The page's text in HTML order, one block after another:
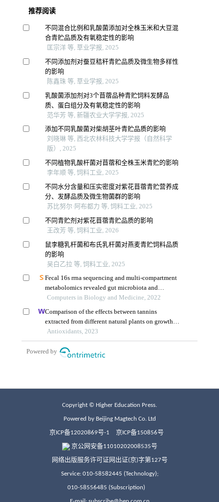
Copyright © Higher Education Press.
Powered by Beijing Magtech Co. Ltd
京ICP备12020869号-1 京ICP备150856号
京公网安备11010202008535号
网络出版服务许可证网出证(京)字第127号
Service: 010-58582445 (Technology);
010-58556485 (Subscription)